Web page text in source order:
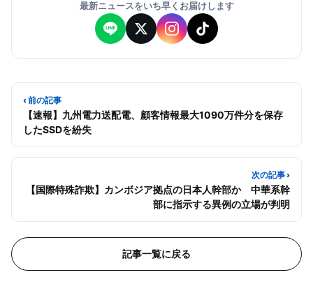
最新ニュースをいち早くお届けします
‹ 前の記事
【速報】九州電力送配電、顧客情報最大1090万件分を保存
したSSDを紛失
次の記事 ›
【国際特殊詐欺】カンボジア拠点の日本人幹部か 中華系幹
部に指示する異例の立場が判明
記事一覧に戻る